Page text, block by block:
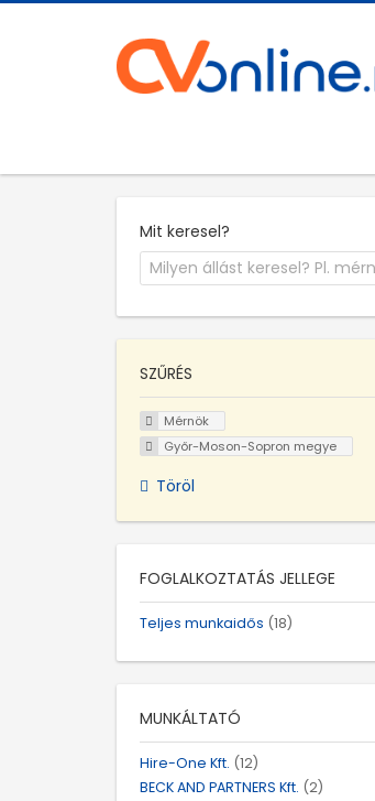
Mit keresel?
SZŰRÉS
Mérnök
Győr-Moson-Sopron megye
Töröl
FOGLALKOZTATÁS JELLEGE
Teljes munkaidős (18)
MUNKÁLTATÓ
Hire-One Kft. (12)
BECK AND PARTNERS Kft. (2)